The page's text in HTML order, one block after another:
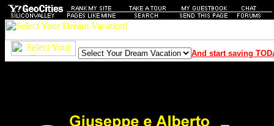
And start saving